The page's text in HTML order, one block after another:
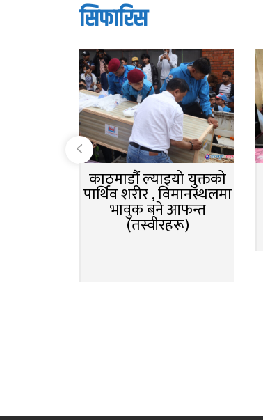
सिफारिस
काठमाडौं ल्याइयो युक्तको
पार्थिव शरीर , विमानस्थलमा
भावुक बने आफन्त
(तस्वीरहरू)